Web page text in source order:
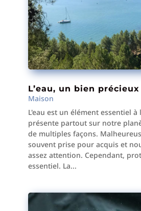
L’eau, un bien
Maison
L'eau est un élément essentiel à
présente partout sur notre
de multiples façons.
souvent prise pour acquis et
assez attention. Cependant,
essentiel. La...